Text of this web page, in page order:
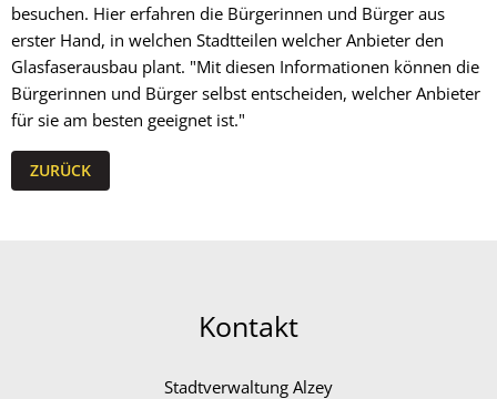
besuchen. Hier erfahren die Bürgerinnen und Bürger aus
erster Hand, in welchen Stadtteilen welcher Anbieter den
Glasfaserausbau plant. "Mit diesen Informationen können die
Bürgerinnen und Bürger selbst entscheiden, welcher Anbieter
für sie am besten geeignet ist."
ZURÜCK
Kontakt
Stadtverwaltung Alzey